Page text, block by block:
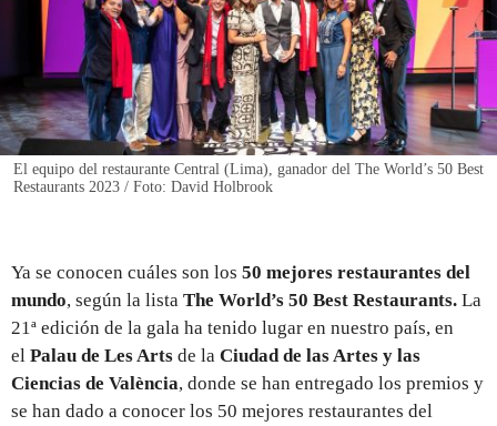
El equipo del restaurante Central (Lima), ganador del The World’s 50 Best
Restaurants 2023 / Foto: David Holbrook
Ya se conocen cuáles son los 50 mejores restaurantes del
mundo, según la lista The World’s 50 Best Restaurants. La
21ª edición de la gala ha tenido lugar en nuestro país, en
el Palau de Les Arts de la Ciudad de las Artes y las
Ciencias de València, donde se han entregado los premios y
se han dado a conocer los 50 mejores restaurantes del